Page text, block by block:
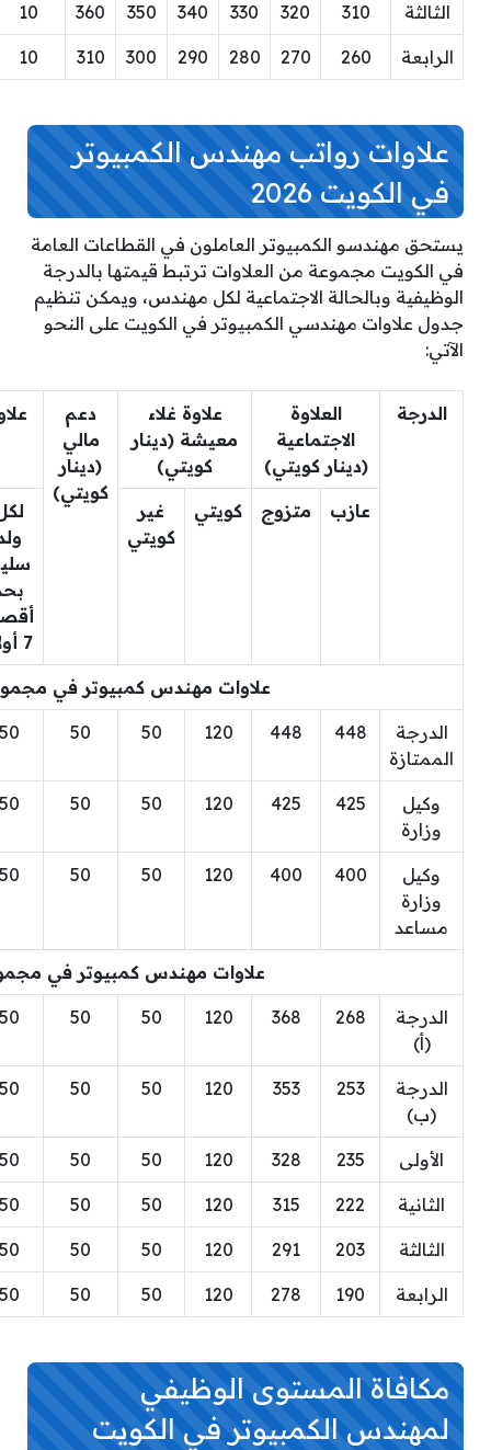
الثالثة 310
320
330
340
350
360
10
الرابعة 260
270
280
290
300
310
10
علاوات رواتب مهندس الكمبيوتر
في الكويت 2026
يستحق مهندسو الكمبيوتر العاملون في القطاعات العامة
في الكويت مجموعة من العلاوات ترتبط قيمتها بالدرجة
الوظيفية وبالحالة الاجتماعية لكل مهندس، ويمكن تنظيم
جدول علاوات مهندسي الكمبيوتر في الكويت على النحو
الآتي:
الدرجة
العلاوة
الاجتماعية
(دينار كويتي)
علاوة غلاء
معيشة (دينار
كويتي)
دعم
مالي
(دينار
كويتي)
عازب متزوج كويتي
غير
كويتي
7 أولاد
علاوات مهندس كمبيوتر في
الدرجة
الممتازة
448
448
120
50
50
وكيل
وزارة
425
425
120
50
50
وكيل
وزارة
مساعد
400
400
120
50
50
علاوات مهندس كمبيوتر في
الدرجة
(أ)
268
368
120
50
50
الدرجة
(ب)
253
353
120
50
50
الأولى 235
328
120
50
50
الثانية 222
315
120
50
50
الثالثة 203
291
120
50
50
الرابعة 190
278
120
50
50
مكافاة المستوى الوظيفي
لمهندس الكمبيوتر في الكويت